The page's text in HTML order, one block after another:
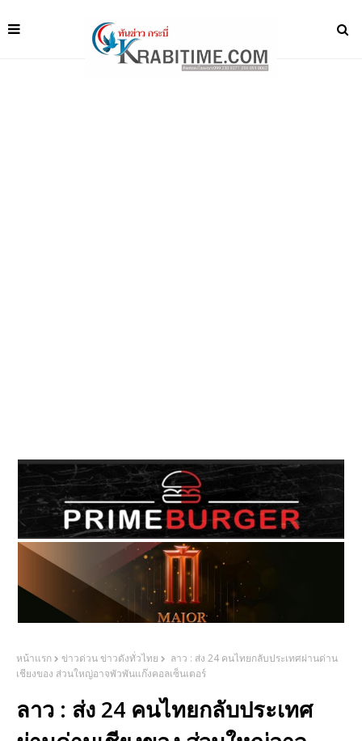
หน้าแรก ข่าวด่วน ข่าวดังทั่วไทย
ลาว : ส่ง 24 คนไทยกลับประเทศผ่านด่าน
เชียงของ ส่วนใหญ่อาจพัวพันแก๊งคอลเซ็นเตอร์
ลาว : ส่ง 24 คนไทยกลับประเทศ